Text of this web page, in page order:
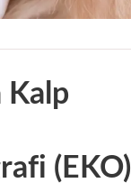
Kalp
(EKO)